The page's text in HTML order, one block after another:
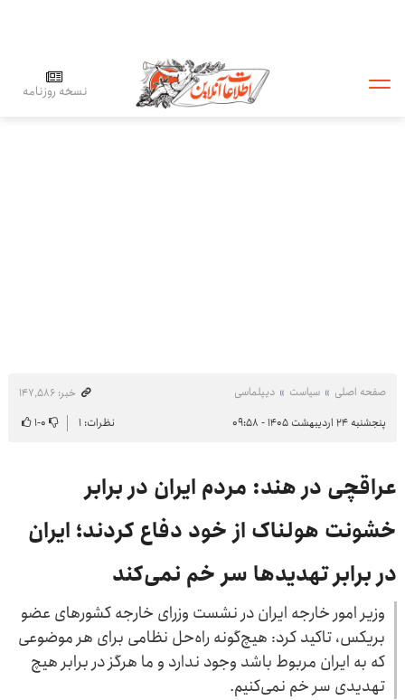
نسخه روزنامه
صفحه اصلی سیاست دیپلماسی
خبر: ۱۴۷٬۵۸۶
پنجشنبه ۲۴ اردیبهشت ۱۴۰۵ - ۰۹:۵۸
نظرات: ۱ ۰-۱
عراقچی در هند: مردم ایران در برابر
خشونت هولناک از خود دفاع کردند؛ ایران
در برابر تهدیدها سر خم نمی‌کند
وزیر امور خارجه ایران در نشست وزرای خارجه کشورهای عضو
بریکس، تاکید کرد: هیچ‌گونه راه‌حل نظامی برای هر موضوعی
که به ایران مربوط باشد وجود ندارد و ما هرگز در برابر هیچ
تهدیدی سر خم نمی‌کنیم.